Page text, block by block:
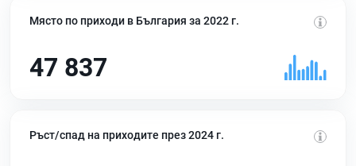
Място по приходи в България за 2022 г.
47 837
Ръст/спад на приходите през 2024 г.